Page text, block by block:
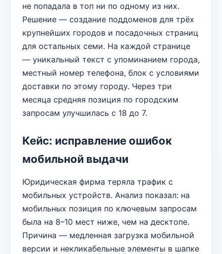
не попадала в топ ни по одному из них.
Решение — создание поддоменов для трёх
крупнейших городов и посадочных страниц
для остальных семи. На каждой странице
— уникальный текст с упоминанием города,
местный номер телефона, блок с условиями
доставки по этому городу. Через три
месяца средняя позиция по городским
запросам улучшилась с 18 до 7.
Кейс: исправление ошибок
мобильной выдачи
Юридическая фирма теряла трафик с
мобильных устройств. Анализ показал: на
мобильных позиция по ключевым запросам
была на 8–10 мест ниже, чем на десктопе.
Причина — медленная загрузка мобильной
версии и некликабельные элементы в шапке